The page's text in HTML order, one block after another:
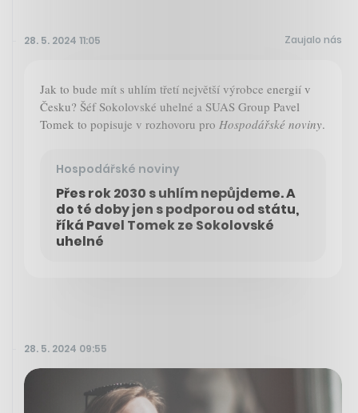
28. 5. 2024 11:05 Zaujalo nás
Jak to bude mít s uhlím třetí největší výrobce energií v
Česku? Šéf Sokolovské uhelné a SUAS Group Pavel
Tomek to popisuje v rozhovoru pro Hospodářské noviny.
Hospodářské noviny
Přes rok 2030 s uhlím nepůjdeme. A
do té doby jen s podporou od státu,
říká Pavel Tomek ze Sokolovské
uhelné
28. 5. 2024 09:55